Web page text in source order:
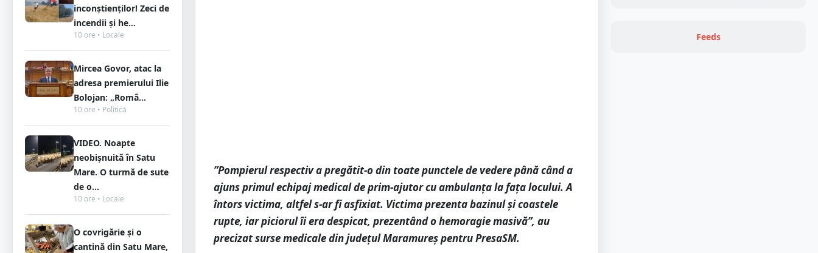
inconștienților! Zeci de
incendii și he...
10 ore • Locale
Mircea Govor, atac la
adresa premierului Ilie
Bolojan: „Româ...
10 ore • Politică
VIDEO. Noapte
neobișnuită în Satu
Mare. O turmă de sute
de o...
10 ore • Locale
O covrigărie și o
cantină din Satu Mare,
”Pompierul respectiv a pregătit-o din toate punctele de vedere până când a
ajuns primul echipaj medical de prim-ajutor cu ambulanța la fața locului. A
întors victima, altfel s-ar fi asfixiat. Victima prezenta bazinul și coastele
rupte, iar piciorul îi era despicat, prezentând o hemoragie masivă”, au
precizat surse medicale din județul Maramureș pentru PresaSM.
Feeds